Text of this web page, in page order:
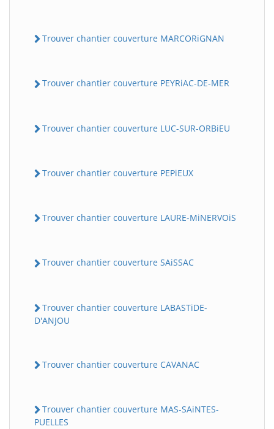
Trouver chantier couverture MARCORiGNAN
Trouver chantier couverture PEYRiAC-DE-MER
Trouver chantier couverture LUC-SUR-ORBiEU
Trouver chantier couverture PEPiEUX
Trouver chantier couverture LAURE-MiNERVOiS
Trouver chantier couverture SAiSSAC
Trouver chantier couverture LABASTiDE-
D'ANJOU
Trouver chantier couverture CAVANAC
Trouver chantier couverture MAS-SAiNTES-
PUELLES